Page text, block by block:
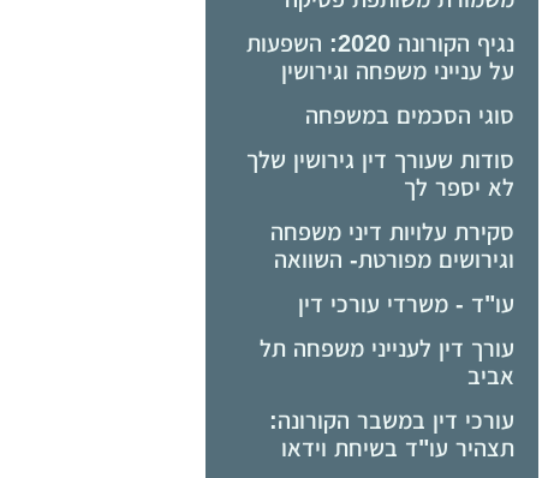
נגיף הקורונה 2020: השפעות
על ענייני משפחה וגירושין
סוגי הסכמים במשפחה
סודות שעורך דין גירושין שלך
לא יספר לך
סקירת עלויות דיני משפחה
וגירושים מפורטת- השוואה
עו"ד - משרדי עורכי דין
עורך דין לענייני משפחה תל
אביב
עורכי דין במשבר הקורונה:
תצהיר עו"ד בשיחת וידאו